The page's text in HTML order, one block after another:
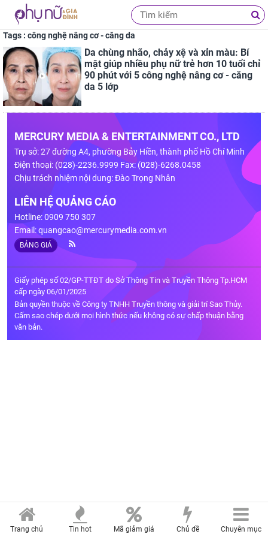
Tags : công nghệ nâng cơ - căng da
Da chùng nhão, chảy xệ và xỉn màu: Bí
mật giúp nhiều phụ nữ trẻ hơn 10 tuổi chỉ
90 phút với 5 công nghệ nâng cơ - căng
da 5 lớp
MERCURY MEDIA & ENTERTAINMENT CO., LTD
Trụ sở: 27 đường A4, phường Bảy Hiền, thành phố Hồ Chí Minh
Điện thoại: (028)-2236.9999 Fax: (028)-6268.0458
Chịu trách nhiệm nội dung: Đào Trọng Nhân
LIÊN HỆ QUẢNG CÁO
Hotline: 0909 750 307
Email:quangcao@mercurymedia.com.vn
BẢNG GIÁ
Giấy phép số 02/GP-TTĐT do Sở Thông Tin và Truyền Thông Tp.HCM
cấp ngày 06/01/2025
Bản quyền thuộc về Công ty TNHH Truyền thông và giải trí Sao Thủy.
Cấm sao chép dưới mọi hình thức nếu không có sự chấp thuận bằng
văn bản.
Trang chủ Tin hot Mã giảm giá Chủ đề Chuyên mục